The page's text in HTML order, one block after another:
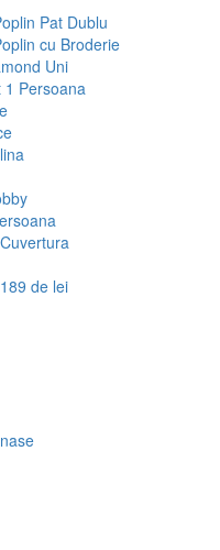
Pat Dublu
cu Broderie
Uni
1 Persoana
de lei